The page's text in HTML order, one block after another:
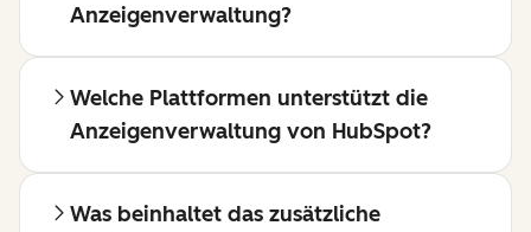
Anzeigenverwaltung?
Welche Plattformen unterstützt die
Anzeigenverwaltung von HubSpot?
Was beinhaltet das zusätzliche